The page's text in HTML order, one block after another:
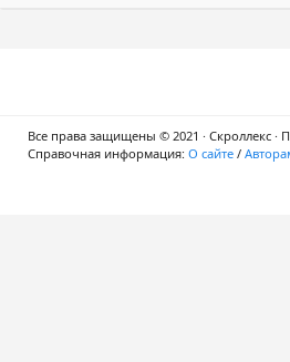
Все права защищены © 2021 · Скроллекс ·
Справочная информация: О сайте /